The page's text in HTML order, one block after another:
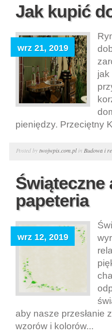
Jak kupić
wrz 21, 2019
jak
pieniędzy. Przeciętny
Posted bytwojwpis.com.plin Budowa i
Świąteczne
papeteria
wrz 12, 2019
aby nasze przesłanie
wzorów i kolorów...